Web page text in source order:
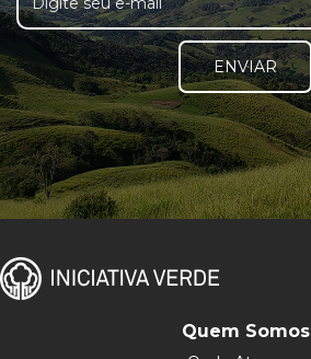
ENVIAR
Quem Somos